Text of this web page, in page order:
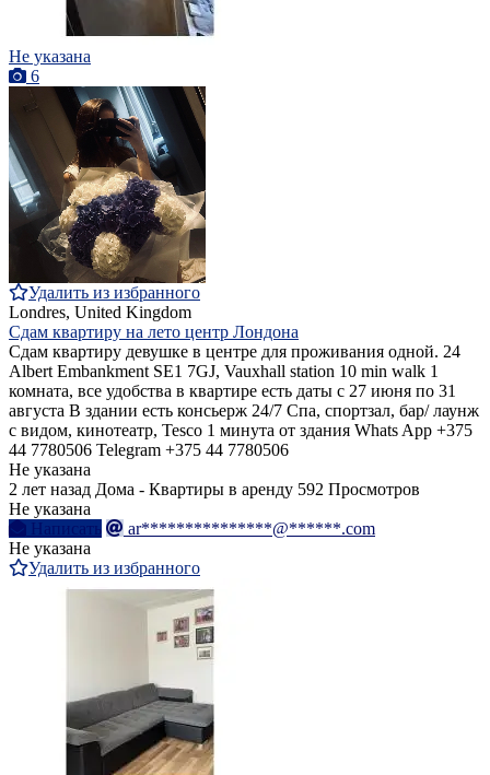
Не указана
6
Удалить из избранного
Londres, United Kingdom
Сдам квартиру на лето центр Лондона
Сдам квартиру девушке в центре для проживания одной. 24
Albert Embankment SE1 7GJ, Vauxhall station 10 min walk 1
комната, все удобства в квартире есть даты с 27 июня по 31
августа В здании есть консьерж 24/7 Спа, спортзал, бар/ лаунж
с видом, кинотеатр, Tesco 1 минута от здания Whats App +375
44 7780506 Telegram +375 44 7780506
Не указана
2 лет назад Дома - Квартиры в аренду 592 Просмотров
Не указана
Написать
ar***************@******.com
Не указана
Удалить из избранного